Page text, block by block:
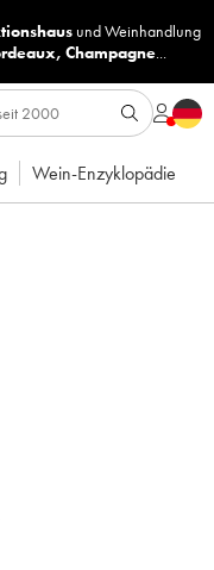
undWeinhandlung
, Champagne...
Wein-Enzyklopädie